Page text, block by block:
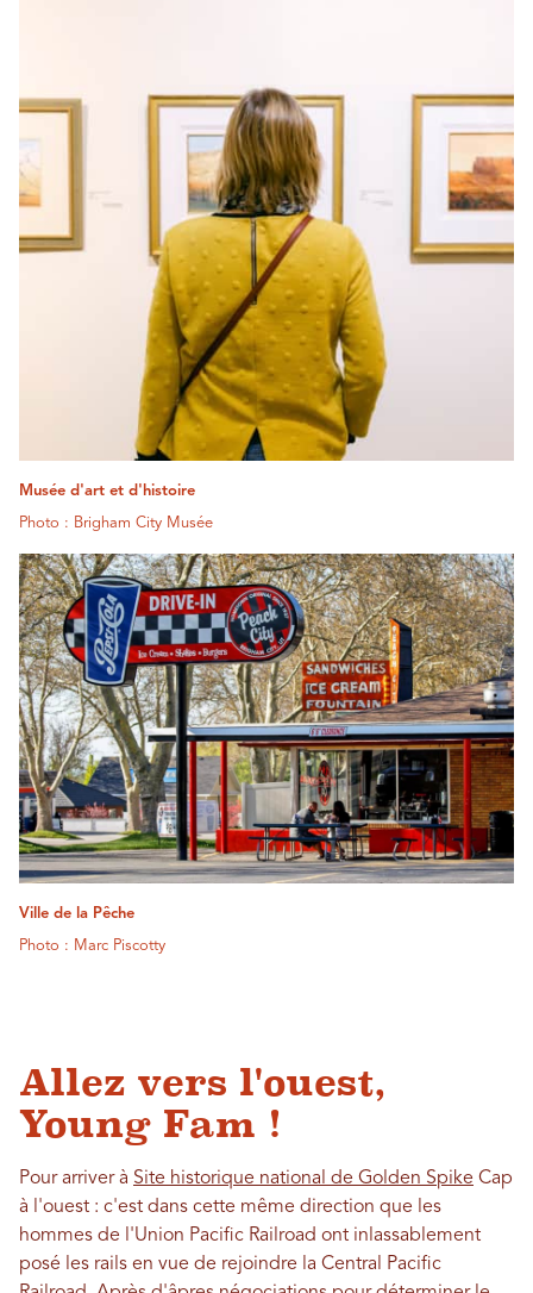
Musée d'art et d'histoire
Photo : Brigham City Musée
Ville de la Pêche
Photo : Marc Piscotty
Allez vers l'ouest,
Young Fam !
Pour arriver à Site historique national de Golden Spike Cap
à l'ouest : c'est dans cette même direction que les
hommes de l'Union Pacific Railroad ont inlassablement
posé les rails en vue de rejoindre la Central Pacific